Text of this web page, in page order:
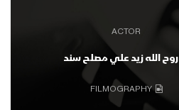
ACTOR
روح الله زيد علي مصلح سند
FILMOGRAPHY